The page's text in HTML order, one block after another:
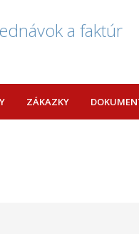
a faktúr
ZÁKAZKY